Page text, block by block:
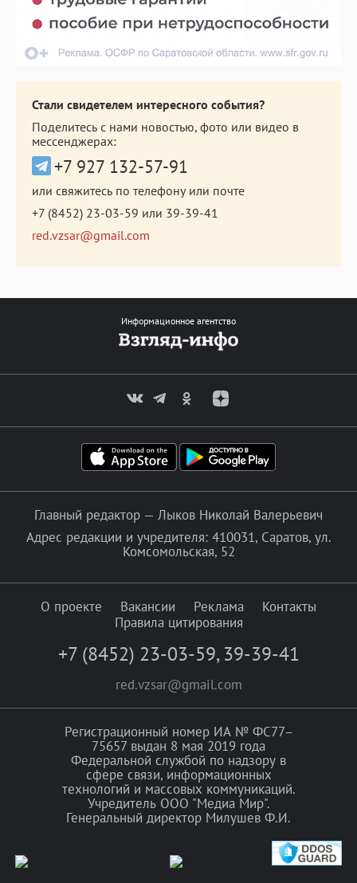
Стали свидетелем интересного события?
Поделитесь с нами новостью, фото или видео в
мессенджерах:
+7 927 132-57-91
или свяжитесь по телефону или почте
+7 (8452) 23-03-59 или 39-39-41
red.vzsar@gmail.com
Информационное агентство
Главный редактор — Лыков Николай Валерьевич
Адрес редакции и учредителя: 410031, Саратов, ул.
Комсомольская, 52
О проекте Вакансии Реклама
Контакты
Правила цитирования
+7 (8452) 23-03-59, 39-39-41
red.vzsar@gmail.com
Регистрационный номер ИА № ФС77–
75657 выдан 8 мая 2019 года
Федеральной службой по надзору в
сфере связи, информационных
технологий и массовых коммуникаций.
Учредитель ООО "Медиа Мир".
Генеральный директор Милушев Ф.И.